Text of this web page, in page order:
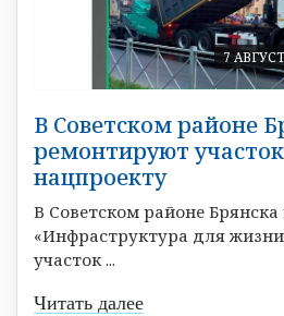
7
В Советском районе
ремонтируют
нацпроекту
В Советском районе
«Инфраструктура для
участок ...
Читать далее